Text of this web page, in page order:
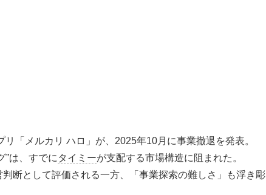
リ「メルカリ ハロ」が、2025年10月に事業撤退を発表。
”は、すでにタイミーが支配する市場構造に阻まれた。
断として評価される一方、「事業探索の難しさ」も浮き彫